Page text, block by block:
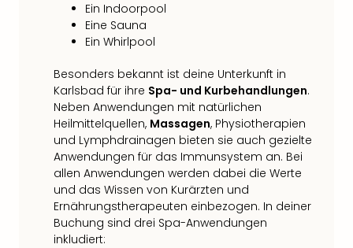
Ein Indoorpool
Eine Sauna
Ein Whirlpool
Besonders bekannt ist deine Unterkunft in
Karlsbad für ihre Spa- und Kurbehandlungen.
Neben Anwendungen mit natürlichen
Heilmittelquellen, Massagen, Physiotherapien
und Lymphdrainagen bieten sie auch gezielte
Anwendungen für das Immunsystem an. Bei
allen Anwendungen werden dabei die Werte
und das Wissen von Kurärzten und
Ernährungstherapeuten einbezogen. In deiner
Buchung sind drei Spa-Anwendungen
inkludiert: